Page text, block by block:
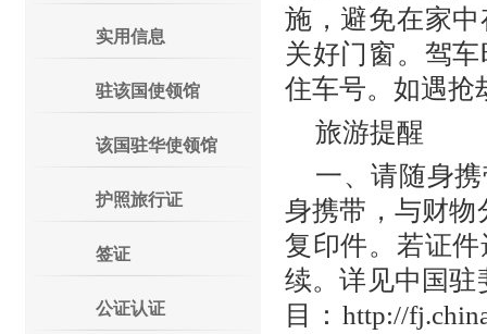
实用信息
驻该国使领馆
该国驻华使领馆
护照旅行证
签证
公证认证
施，避免在家
关好门窗。驾
住车号。如遇抢
旅游提醒
一、请随身
身携带，与财物
复印件。若证
续。详见中国驻
目：http://